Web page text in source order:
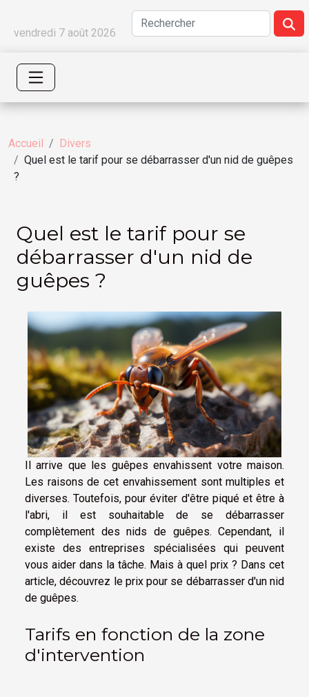
vendredi 7 août 2026
Accueil
Divers
Quel est le tarif pour se débarrasser d'un nid de guêpes
?
Quel est le tarif pour se
débarrasser d'un nid de
guêpes ?
Il arrive que les guêpes envahissent votre maison.
Les raisons de cet envahissement sont multiples et
diverses. Toutefois, pour éviter d'être piqué et être à
l'abri, il est souhaitable de se débarrasser
complètement des nids de guêpes. Cependant, il
existe des entreprises spécialisées qui peuvent
vous aider dans la tâche. Mais à quel prix ? Dans cet
article, découvrez le prix pour se débarrasser d'un nid
de guêpes.
Tarifs en fonction de la zone
d'intervention